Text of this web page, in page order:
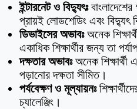
ইন্টারনেট ও বিদ্যুৎঃ
প্রায়ই লোডশেডিং এবং বিদ্যুৎ
ডিভাইসের অভাবঃঅনেক
একাধিক শিক্ষার্থীর জন্য তা
দক্ষতার অভাবঃঅনেক
পড়ানোর দক্ষতা সীমিত।
পর্যবেক্ষণ ও মূল্যায়নঃ
চ্যালেঞ্জিং।